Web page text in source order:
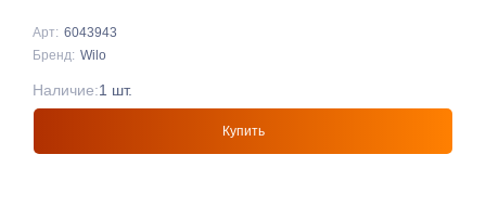
Арт: 6043943
Бренд: Wilo
Купить
Наличие:1 шт.